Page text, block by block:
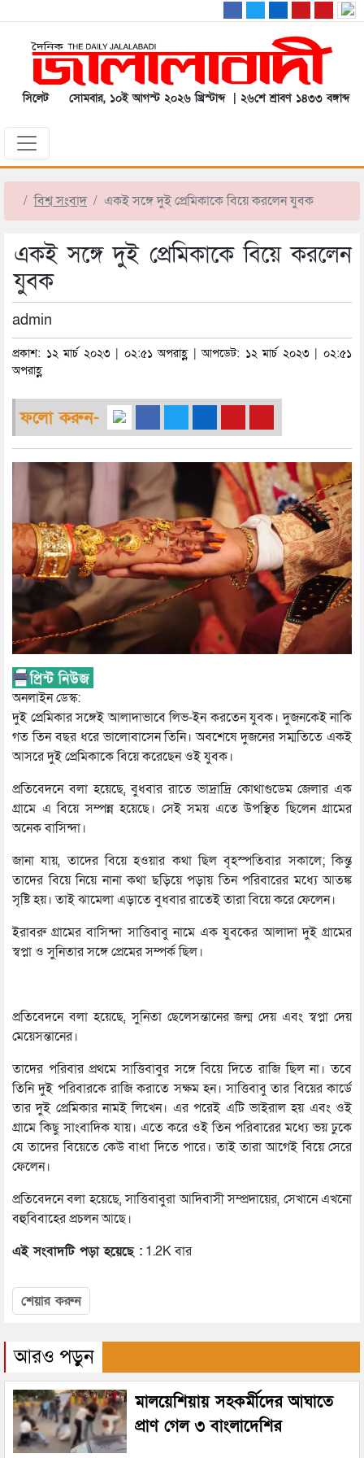
সিলেট সোমবার, ১০ই আগস্ট ২০২৬ খ্রিস্টাব্দ | ২৬শে শ্রাবণ ১৪৩৩ বঙ্গাব্দ
বিশ্ব সংবাদ একই সঙ্গে দুই প্রেমিকাকে বিয়ে করলেন যুবক
একই সঙ্গে দুই প্রেমিকাকে বিয়ে করলেন
যুবক
admin
প্রকাশ: ১২ মার্চ ২০২৩ | ০২:৫১ অপরাহ্ণ | আপডেট: ১২ মার্চ ২০২৩ | ০২:৫১
অপরাহ্ণ
ফলো করুন-
অনলাইন ডেস্ক:
দুই প্রেমিকার সঙ্গেই আলাদাভাবে লিভ-ইন করতেন যুবক। দুজনকেই নাকি
গত তিন বছর ধরে ভালোবাসেন তিনি। অবশেষে দুজনের সম্মতিতে একই
আসরে দুই প্রেমিকাকে বিয়ে করেছেন ওই যুবক।
প্রতিবেদনে বলা হয়েছে, বুধবার রাতে ভাদ্রাদ্রি কোথাগুডেম জেলার এক
গ্রামে এ বিয়ে সম্পন্ন হয়েছে। সেই সময় এতে উপস্থিত ছিলেন গ্রামের
অনেক বাসিন্দা।
জানা যায়, তাদের বিয়ে হওয়ার কথা ছিল বৃহস্পতিবার সকালে; কিন্তু
তাদের বিয়ে নিয়ে নানা কথা ছড়িয়ে পড়ায় তিন পরিবারের মধ্যে আতঙ্ক
সৃষ্টি হয়। তাই ঝামেলা এড়াতে বুধবার রাতেই তারা বিয়ে করে ফেলেন।
ইরাবরু গ্রামের বাসিন্দা সাত্তিবাবু নামে এক যুবকের আলাদা দুই গ্রামের
স্বপ্না ও সুনিতার সঙ্গে প্রেমের সম্পর্ক ছিল।
প্রতিবেদনে বলা হয়েছে, সুনিতা ছেলেসন্তানের জন্ম দেয় এবং স্বপ্না দেয়
মেয়েসন্তানের।
তাদের পরিবার প্রথমে সাত্তিবাবুর সঙ্গে বিয়ে দিতে রাজি ছিল না। তবে
তিনি দুই পরিবারকে রাজি করাতে সক্ষম হন। সাত্তিবাবু তার বিয়ের কার্ডে
তার দুই প্রেমিকার নামই লিখেন। এর পরেই এটি ভাইরাল হয় এবং ওই
গ্রামে কিছু সাংবাদিক যায়। এতে করে ওই তিন পরিবারের মধ্যে ভয় ঢুকে
যে তাদের বিয়েতে কেউ বাধা দিতে পারে। তাই তারা আগেই বিয়ে সেরে
ফেলেন।
প্রতিবেদনে বলা হয়েছে, সাত্তিবাবুরা আদিবাসী সম্প্রদায়ের, সেখানে এখনো
বহুবিবাহের প্রচলন আছে।
এই সংবাদটি পড়া হয়েছে : 1.2K বার
শেয়ার করুন
আরও পড়ুন
মালয়েশিয়ায় সহকর্মীদের আঘাতে
প্রাণ গেল ৩ বাংলাদেশির